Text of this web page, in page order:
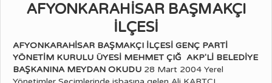
AFYONKARAHİSAR BAŞMAKÇI
İLÇESİ
AFYONKARAHİSAR BAŞMAKÇI İLÇESİ GENÇ PARTİ
YÖNETİM KURULU ÜYESİ MEHMET ÇIĞ AKP'Lİ BELEDİYE
BAŞKANINA MEYDAN OKUDU 28 Mart 2004 Yerel